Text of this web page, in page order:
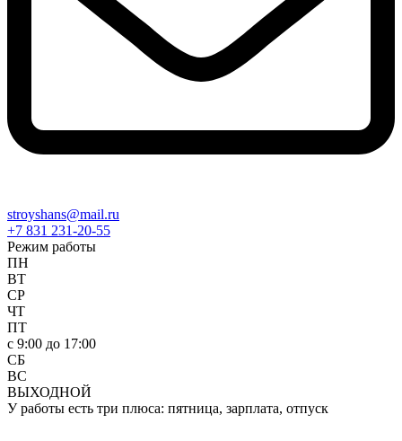
stroyshans@mail.ru
+7 831 231-20-55
Режим работы
ПН
ВТ
СР
ЧТ
ПТ
c 9:00 до 17:00
СБ
ВС
ВЫХОДНОЙ
У работы есть три плюса: пятница, зарплата, отпуск